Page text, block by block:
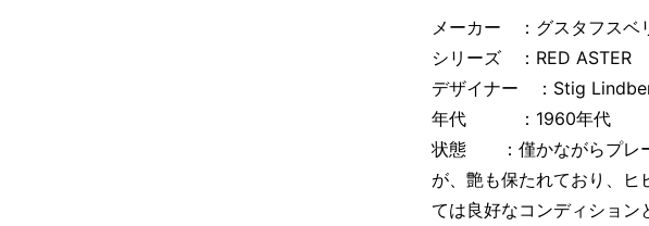
メーカー ：グスタフスベ
シリーズ ：RED ASTER
デザイナー ：Stig
年代 ：1960年代
状態 ：僅かながらプレー
が、艶も保たれており、ヒ
ては良好なコンディション